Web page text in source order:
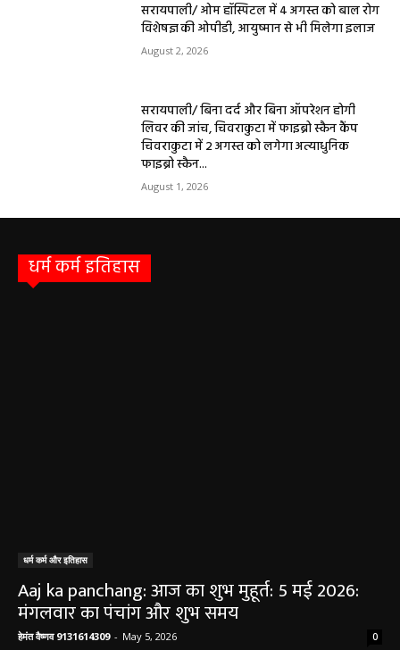
सरायपाली/ ओम हॉस्पिटल में 4 अगस्त को बाल रोग
विशेषज्ञ की ओपीडी, आयुष्मान से भी मिलेगा इलाज
August 2, 2026
सरायपाली/ बिना दर्द और बिना ऑपरेशन होगी
लिवर की जांच, चिवराकुटा में फाइब्रो स्कैन कैंप
चिवराकुटा में 2 अगस्त को लगेगा अत्याधुनिक
फाइब्रो स्कैन...
August 1, 2026
धर्म कर्म इतिहास
धर्म कर्म और इतिहास
Aaj ka panchang: आज का शुभ मुहूर्त: 5 मई 2026:
मंगलवार का पंचांग और शुभ समय
हेमंत वैष्णव 9131614309 - May 5, 2026 0